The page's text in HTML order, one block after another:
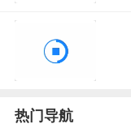
热门导航